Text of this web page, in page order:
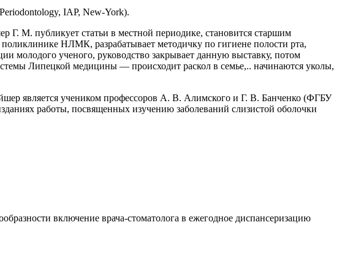
IAP, New-York).
Г. М. публикует статьи в местной периодике, становится старшим
НЛМК, разрабатывает методичку по гигиене полости рта,
молодого ученого, руководство закрывает данную выставку, потом
Липецкой медицины — происходит раскол в семье,.. начинаются уколы,
является учеником профессоров А. В. Алимского и Г. В. Банченко (ФГБУ
работы, посвященных изучению заболеваний слизистой оболочки
включение врача-стоматолога в ежегодное диспансеризацию